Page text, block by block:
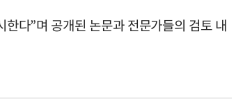
다”며 공개된 논문과 전문가들의 검토 내